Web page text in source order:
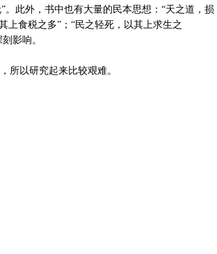
。此外，书中也有大量的民本思想：“天之道，损
上食税之多”；“民之轻死，以其上求生之
影响。
以研究起来比较艰难。